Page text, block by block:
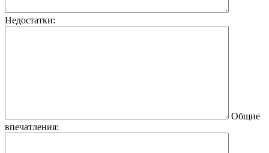
Недостатки:
Общие
впечатления: